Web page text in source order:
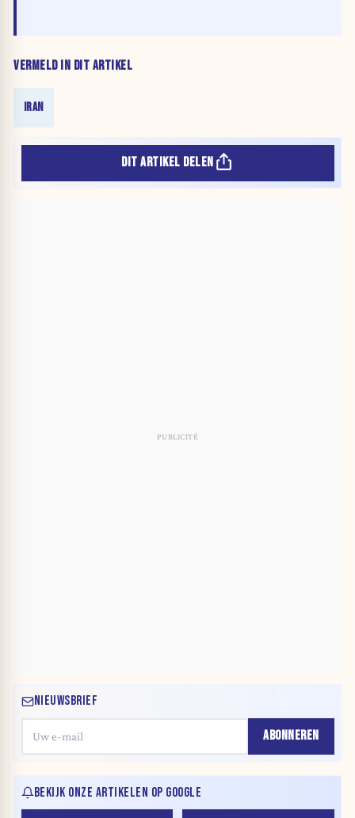
VERMELD IN DIT ARTIKEL
IRAN
DIT ARTIKEL DELEN
NIEUWSBRIEF
ABONNEREN
BEKIJK ONZE ARTIKELEN OP GOOGLE